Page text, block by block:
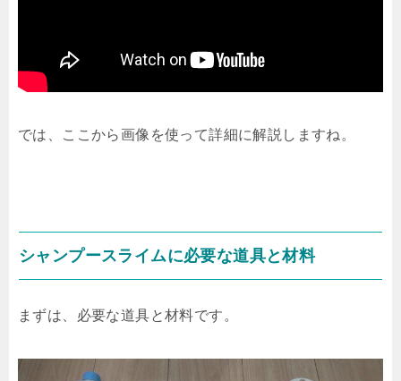
では、ここから画像を使って詳細に解説しますね。
シャンプースライムに必要な道具と材料
まずは、必要な道具と材料です。